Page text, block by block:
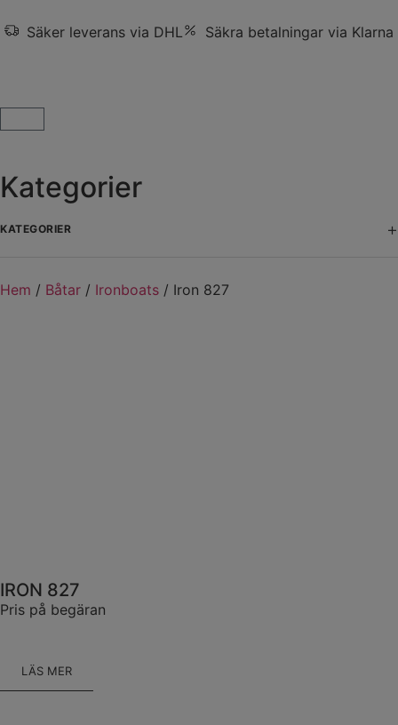
Säker leverans via DHL Säkra betalningar via Klarna
Kategorier
KATEGORIER +
Hem / Båtar / Ironboats / Iron 827
IRON 827
Pris på begäran
LÄS MER